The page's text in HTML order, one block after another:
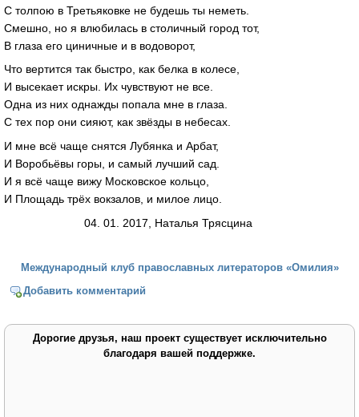
С толпою в Третьяковке не будешь ты неметь.
Смешно, но я влюбилась в столичный город тот,
В глаза его циничные и в водоворот,
Что вертится так быстро, как белка в колесе,
И высекает искры. Их чувствуют не все.
Одна из них однажды попала мне в глаза.
С тех пор они сияют, как звёзды в небесах.
И мне всё чаще снятся Лубянка и Арбат,
И Воробьёвы горы, и самый лучший сад.
И я всё чаще вижу Московское кольцо,
И Площадь трёх вокзалов, и милое лицо.
04. 01. 2017, Наталья Трясцина
Международный клуб православных литераторов «Омилия»
Добавить комментарий
Дорогие друзья, наш проект существует исключительно
благодаря вашей поддержке.